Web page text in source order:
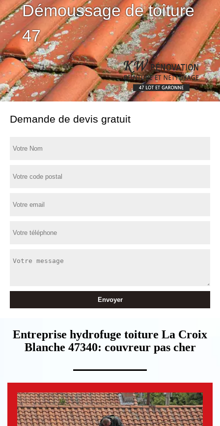
Démoussage de toiture
47
Demande de devis gratuit
Entreprise hydrofuge toiture La Croix
Blanche 47340: couvreur pas cher